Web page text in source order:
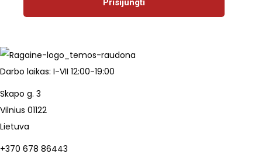
Darbo laikas: I-VII 12:00-19:00
Skapo g. 3
Vilnius 01122
Lietuva
+370 678 86443